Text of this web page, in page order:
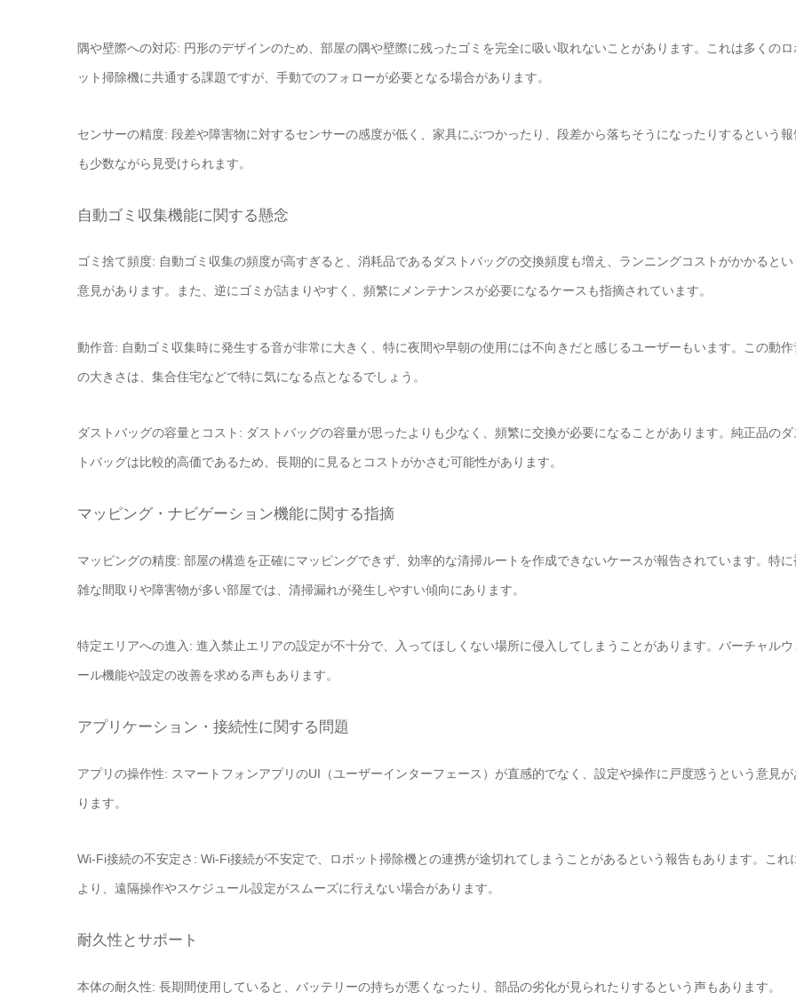
隅や壁際への対応: 円形のデザインのため、部屋の隅や壁際に残ったゴミを完全に吸い取れないことがあります。これは多くのロ
ット掃除機に共通する課題ですが、手動でのフォローが必要となる場合があります。
センサーの精度: 段差や障害物に対するセンサーの感度が低く、家具にぶつかったり、段差から落ちそうになったりするという報
も少数ながら見受けられます。
自動ゴミ収集機能に関する懸念
ゴミ捨て頻度: 自動ゴミ収集の頻度が高すぎると、消耗品であるダストバッグの交換頻度も増え、ランニングコストがかかるとい
意見があります。また、逆にゴミが詰まりやすく、頻繁にメンテナンスが必要になるケースも指摘されています。
動作音: 自動ゴミ収集時に発生する音が非常に大きく、特に夜間や早朝の使用には不向きだと感じるユーザーもいます。この動作
の大きさは、集合住宅などで特に気になる点となるでしょう。
ダストバッグの容量とコスト: ダストバッグの容量が思ったよりも少なく、頻繁に交換が必要になることがあります。純正品のダ
トバッグは比較的高価であるため、長期的に見るとコストがかさむ可能性があります。
マッピング・ナビゲーション機能に関する指摘
マッピングの精度: 部屋の構造を正確にマッピングできず、効率的な清掃ルートを作成できないケースが報告されています。特に
雑な間取りや障害物が多い部屋では、清掃漏れが発生しやすい傾向にあります。
特定エリアへの進入: 進入禁止エリアの設定が不十分で、入ってほしくない場所に侵入してしまうことがあります。バーチャルウ
ール機能や設定の改善を求める声もあります。
アプリケーション・接続性に関する問題
アプリの操作性: スマートフォンアプリのUI（ユーザーインターフェース）が直感的でなく、設定や操作に戸度惑うという意見が
ります。
Wi-Fi接続の不安定さ: Wi-Fi接続が不安定で、ロボット掃除機との連携が途切れてしまうことがあるという報告もあります。これ
より、遠隔操作やスケジュール設定がスムーズに行えない場合があります。
耐久性とサポート
本体の耐久性: 長期間使用していると、バッテリーの持ちが悪くなったり、部品の劣化が見られたりするという声もあります。